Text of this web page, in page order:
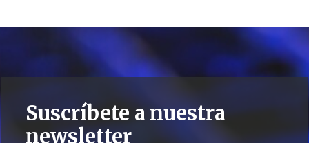
Suscríbete a nuestra
newsletter